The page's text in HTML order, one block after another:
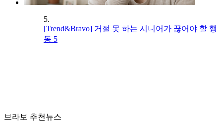
5.
[Trend&Bravo] 거절 못 하는 시니어가 끊어야 할 행
동 5
브라보 추천뉴스